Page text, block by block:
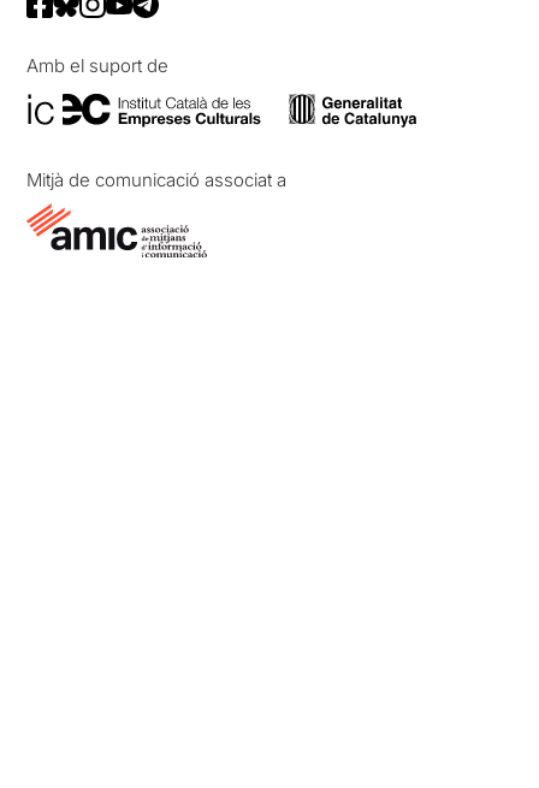
Amb el suport de
Mitjà de comunicació associat a